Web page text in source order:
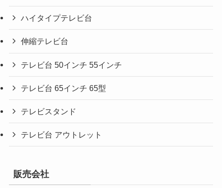
ハイタイプテレビ台
伸縮テレビ台
テレビ台 50インチ 55インチ
テレビ台 65インチ 65型
テレビスタンド
テレビ台 アウトレット
販売会社